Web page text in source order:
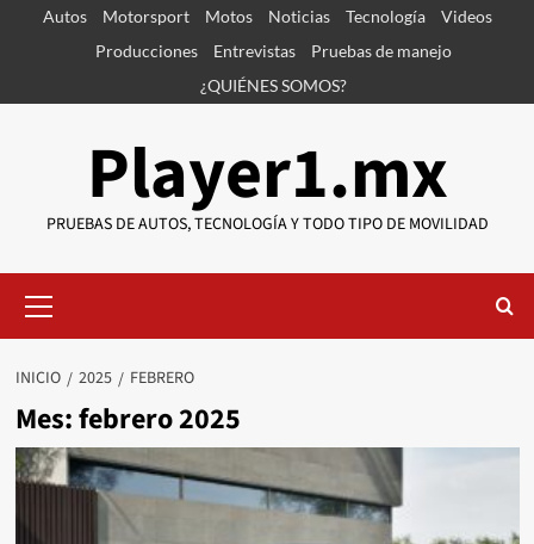
SaltarAutos Motorsport Motos Noticias Tecnología
Videos
Producciones
Entrevistas
Pruebas de manejo
¿QUIÉNES SOMOS?
Player1.mx
PRUEBAS DE AUTOS, TECNOLOGÍA Y TODO TIPO DE MOVILIDAD
primario
INICIO 2025 FEBRERO
Mes:febrero 2025